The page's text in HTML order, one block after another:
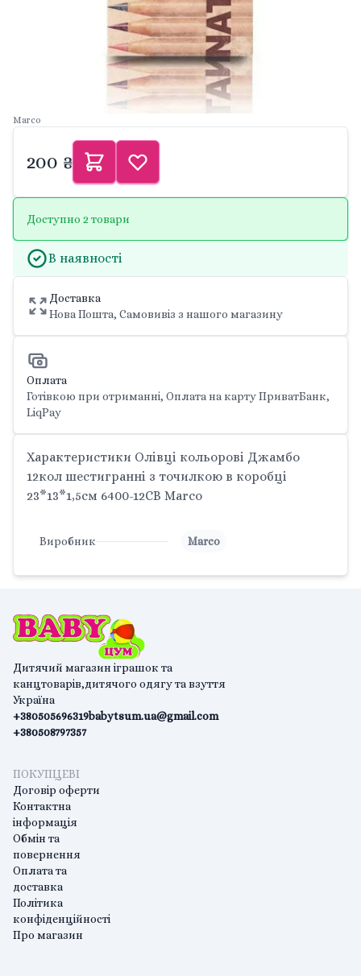
Marco
200 ₴
Доступно 2 товари
В наявності
Доставка
Нова Пошта, Самовивіз з нашого магазину
Оплата
Готівкою при отриманні, Оплата на карту ПриватБанк,
LiqPay
Характеристики Олівці кольорові Джамбо
12кол шестигранні з точилкою в коробці
23*13*1,5см 6400-12CB Marco
Виробник Marco
Дитячий магазин іграшок та
канцтоварів,дитячого одягу та взуття
Україна
+380505696319
+380508797357
babytsum.ua@gmail.com
ПОКУПЦЕВІ
Договір оферти
Контактна
інформація
Обмін та
повернення
Оплата та
доставка
Політика
конфіденційності
Про магазин